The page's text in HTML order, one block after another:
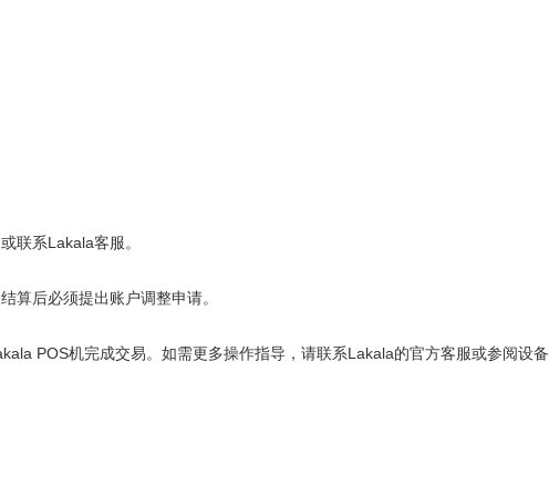
系Lakala客服。
后必须提出账户调整申请。
POS机完成交易。如需更多操作指导，请联系Lakala的官方客服或参阅设